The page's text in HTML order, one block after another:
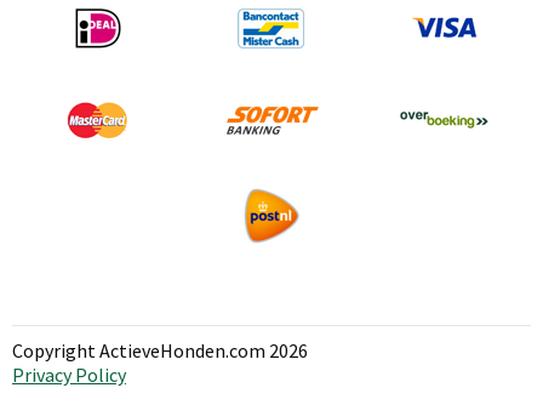
Copyright ActieveHonden.com 2026
Privacy Policy